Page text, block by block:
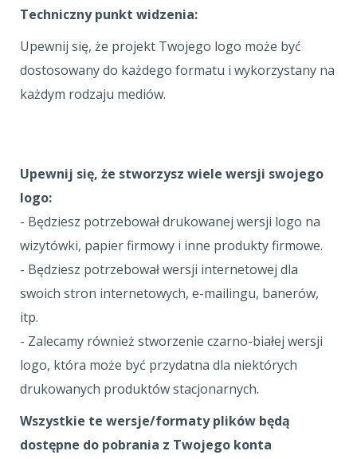
Techniczny punkt widzenia:
Upewnij się, że projekt Twojego logo może być
dostosowany do każdego formatu i wykorzystany na
każdym rodzaju mediów.
Upewnij się, że stworzysz wiele wersji swojego
logo:
- Będziesz potrzebował drukowanej wersji logo na
wizytówki, papier firmowy i inne produkty firmowe.
- Będziesz potrzebował wersji internetowej dla
swoich stron internetowych, e-mailingu, banerów,
itp.
- Zalecamy również stworzenie czarno-białej wersji
logo, która może być przydatna dla niektórych
drukowanych produktów stacjonarnych.
Wszystkie te wersje/formaty plików będą
dostępne do pobrania z Twojego konta